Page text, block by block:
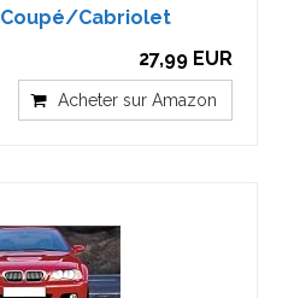
Coupé/Cabriolet
27,99 EUR
Acheter sur Amazon